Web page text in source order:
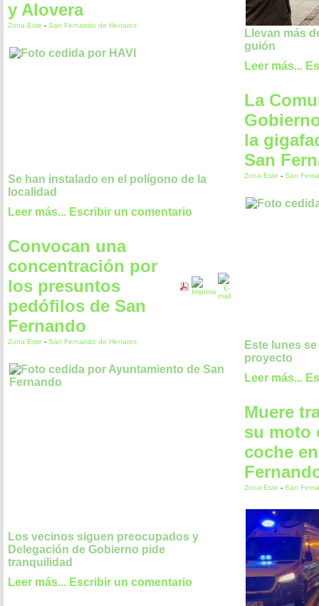
y Alovera
Zona Este - San Fernando de Henares
Se han instalado en el polígono de la
localidad
Leer más... Escribir un comentario
Convocan una
concentración por
los presuntos
pedófilos de San
Fernando
Zona Este - San Fernando de Henares
Los vecinos siguen preocupados y
Delegación de Gobierno pide
tranquilidad
Leer más... Escribir un comentario
Llevan más
guión
Leer más...
La
la
San
Zona Este - San
Este lunes
proyecto
Leer más...
Muere
su moto
coche
Zona Este - San